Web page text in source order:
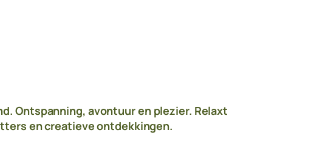
Ontspanning, avontuur en plezier. Relaxt
en creatieve ontdekkingen.